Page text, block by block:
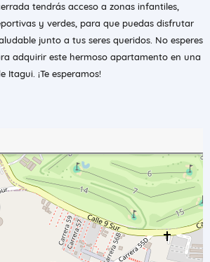
tendrás acceso a zonas infantiles,
y verdes, para que puedas disfrutar
junto a tus seres queridos. No esperes
adquirir este hermoso apartamento en una
Itagui. ¡Te esperamos!